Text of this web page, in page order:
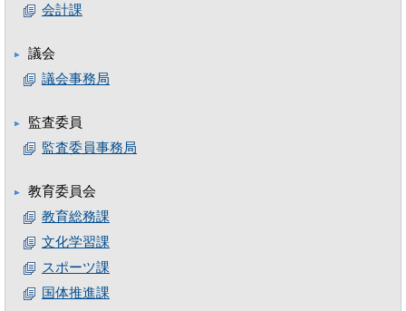
会計課
議会
議会事務局
監査委員
監査委員事務局
教育委員会
教育総務課
文化学習課
スポーツ課
国体推進課